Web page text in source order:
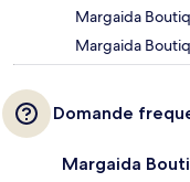
Margaida
Margaida
Domande
Margaida